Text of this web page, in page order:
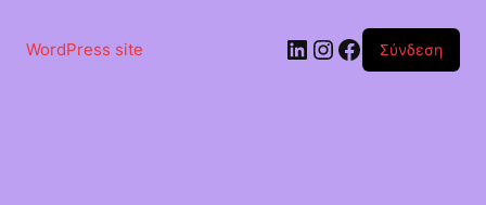
περιεχόμενο
WordPress site Linkedin
Instagram
Facebook
Σύνδεση